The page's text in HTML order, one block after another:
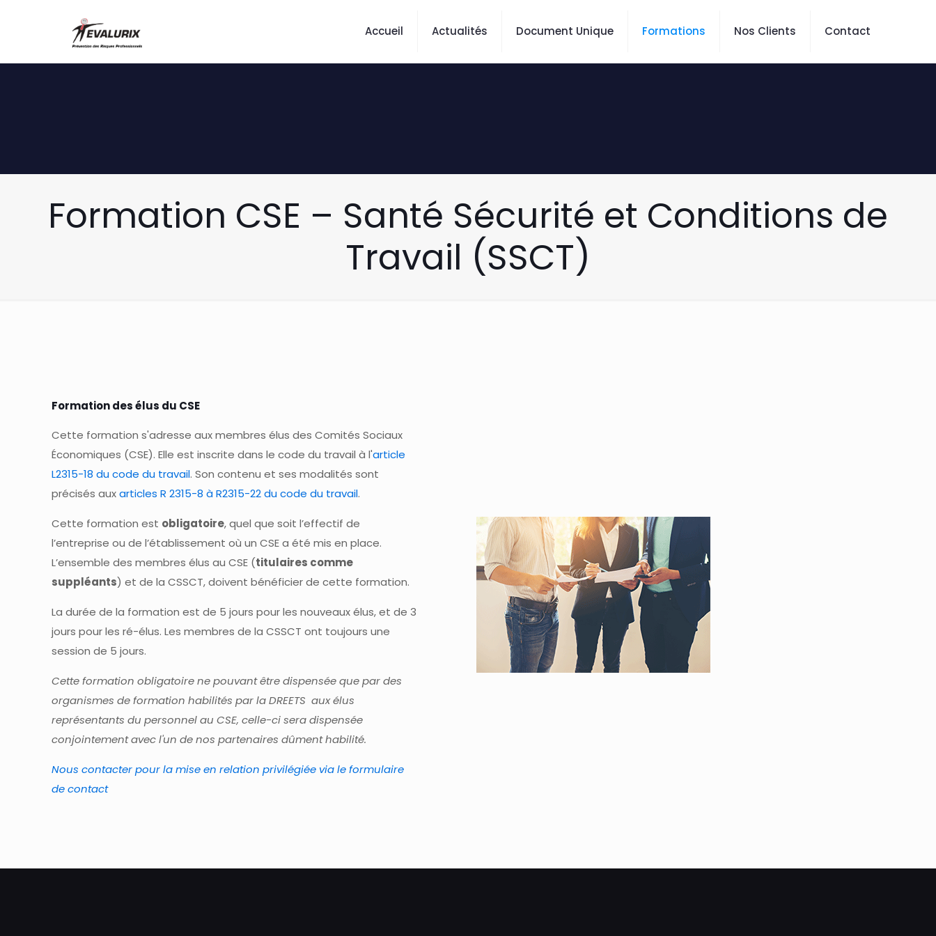
Accueil Actualités Document Unique Formations Nos Clients Contact
Formation CSE – Santé Sécurité et Conditions de
Travail (SSCT)
Formation des élus du CSE
Cette formation s'adresse aux membres élus des Comités Sociaux
Économiques (CSE). Elle est inscrite dans le code du travail à l'article
L2315-18 du code du travail. Son contenu et ses modalités sont
précisés auxarticles R 2315-8 à R2315-22 du code du travail.
Cette formation est obligatoire, quel que soit l’effectif de
l’entreprise ou de l’établissement où un CSE a été mis en place.
L’ensemble des membres élus au CSE (titulaires comme
suppléants) et de la CSSCT, doivent bénéficier de cette formation.
La durée de la formation est de 5 jours pour les nouveaux élus, et de 3
jours pour les ré-élus. Les membres de la CSSCT ont toujours une
session de 5 jours.
Cette formation obligatoire ne pouvant être dispensée que par des
organismes de formation habilités par la DREETS aux élus
représentants du personnel au CSE, celle-ci sera dispensée
conjointement avec l'un de nos partenaires dûment habilité.
Nous contacter pour la mise en relation privilégiée via le formulaire
de contact